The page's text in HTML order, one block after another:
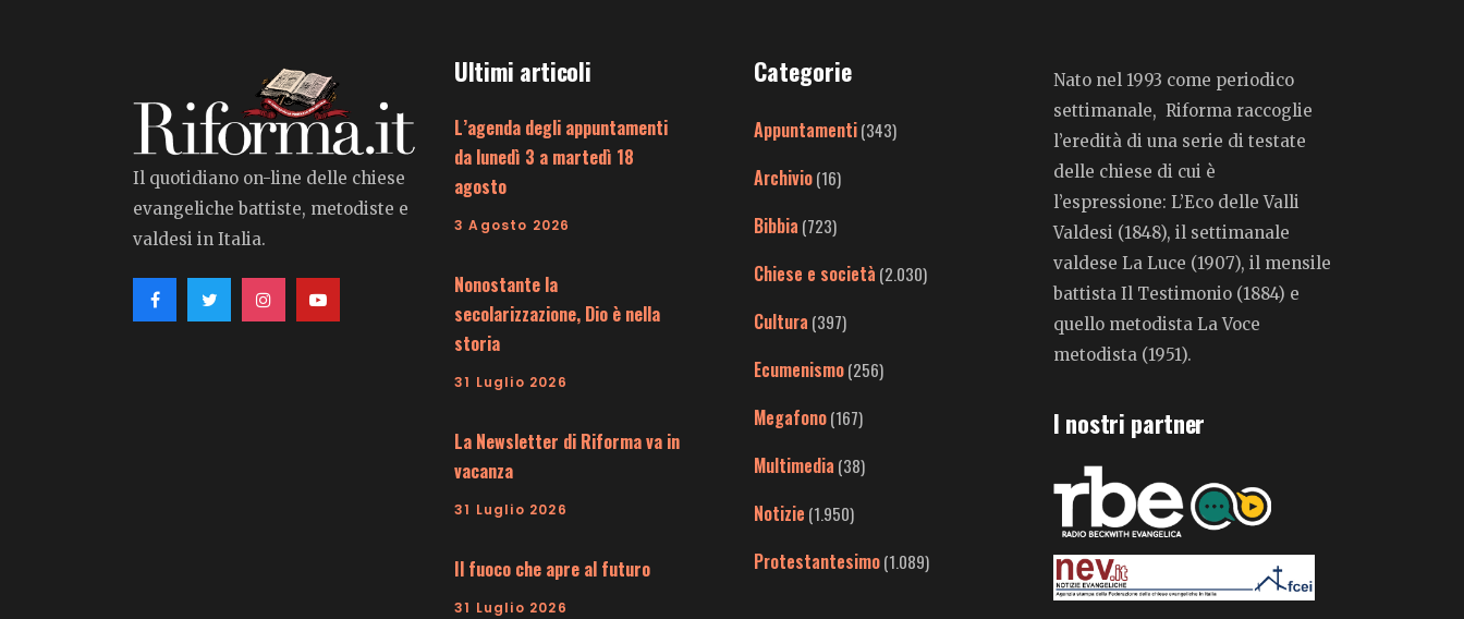
Il quotidiano on-line delle chiese
evangeliche battiste, metodiste e
valdesi in Italia.
Ultimi articoli
L’agenda degli appuntamenti
da lunedì 3 a martedì 18
agosto
3 Agosto 2026
Nonostante la
secolarizzazione, Dio è nella
storia
31 Luglio 2026
La Newsletter di Riforma va in
vacanza
31 Luglio 2026
Il fuoco che apre al futuro
31 Luglio 2026
Categorie
Appuntamenti(343)
Archivio(16)
Bibbia (723)
Chiese e società (2.030)
Cultura (397)
Ecumenismo(256)
Megafono(167)
Multimedia (38)
Notizie (1.950)
Protestantesimo(1.089)
Nato nel 1993 come periodico
settimanale, Riforma raccoglie
l’eredità di una serie di testate
delle chiese di cui è
l’espressione: L’Eco delle Valli
Valdesi (1848), il settimanale
valdese La Luce (1907), il mensile
battista Il Testimonio (1884) e
quello metodista La Voce
metodista (1951).
I nostri partner